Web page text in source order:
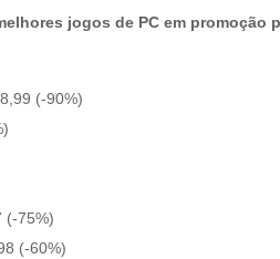
jogos de PC em promoção
(-90%)
(-75%)
(-60%)